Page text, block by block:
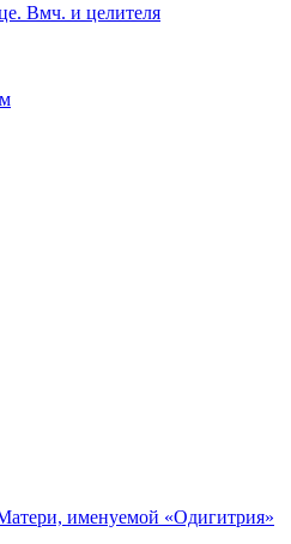
Вмч. и целителя
именуемой «Одигитрия»